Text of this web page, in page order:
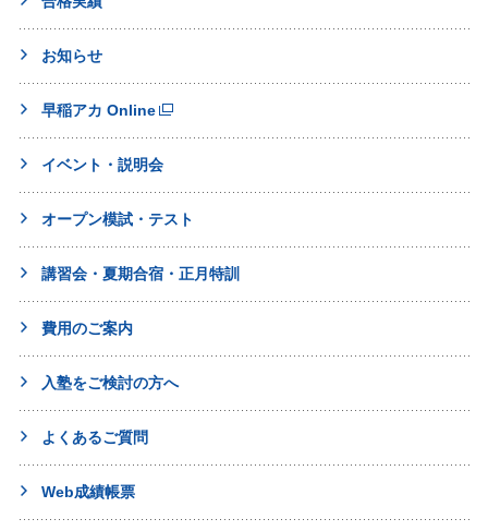
お知らせ
早稲アカ Online
イベント・説明会
オープン模試・テスト
講習会・夏期合宿・正月特訓
費用のご案内
入塾をご検討の方へ
よくあるご質問
Web成績帳票